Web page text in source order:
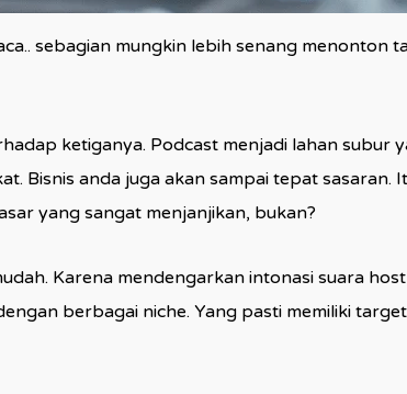
sebagian mungkin lebih senang menonton
ketiganya. Podcast menjadi lahan subur
Bisnis anda juga akan sampai tepat sasaran.
yang sangat menjanjikan, bukan?
Karena mendengarkan intonasi suara
berbagai niche. Yang pasti memiliki